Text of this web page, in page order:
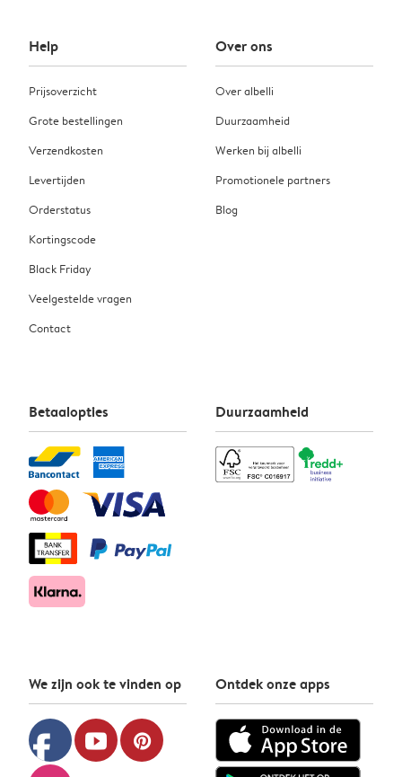
Help
Prijsoverzicht
Grote bestellingen
Verzendkosten
Levertijden
Orderstatus
Kortingscode
Black Friday
Veelgestelde vragen
Contact
Over ons
Over albelli
Duurzaamheid
Werken bij albelli
Promotionele partners
Blog
Betaalopties Duurzaamheid
We zijn ook te vinden op
facebook youtube pinterest
Ontdek onze apps